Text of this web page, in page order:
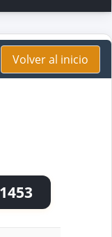
Volver al inicio
1453